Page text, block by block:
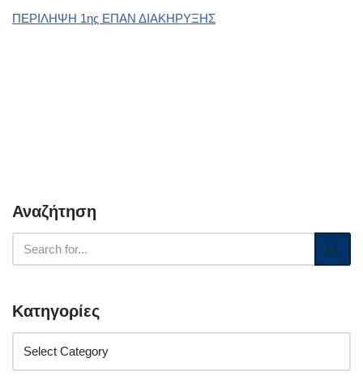
ΠΕΡΙΛΗΨΗ 1ης ΕΠΑΝ ΔΙΑΚΗΡΥΞΗΣ
Αναζήτηση
Κατηγορίες